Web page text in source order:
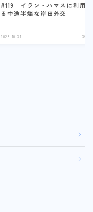
#119 イラン・ハマスに利用
る中途半端な岸田外交
2023.10.31